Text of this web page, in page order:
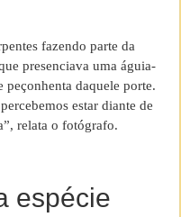
fazendo parte da
presenciava uma águia-
peçonhenta daquele porte.
estar diante de
relata o fotógrafo.
espécie